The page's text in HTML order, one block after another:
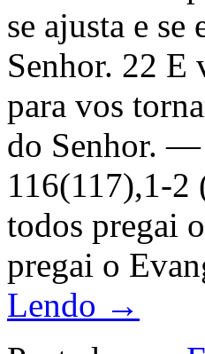
se ajusta e
Senhor. 22 E
para vos
do Senhor. —
116(117),1-
todos pregai
pregai o
Lendo →